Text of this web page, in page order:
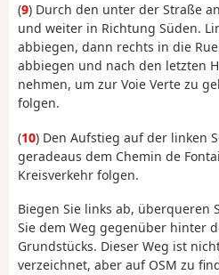
(9) Durch den unter der Straße
und weiter in Richtung Süden.
abbiegen, dann rechts in die
abbiegen und nach den letzten
nehmen, um zur Voie Verte zu
folgen.
(10) Den Aufstieg auf der linken
geradeaus dem Chemin de
Kreisverkehr folgen.
Biegen Sie links ab, überqueren
Sie dem Weg gegenüber hinter
Grundstücks. Dieser Weg ist
verzeichnet, aber auf OSM zu